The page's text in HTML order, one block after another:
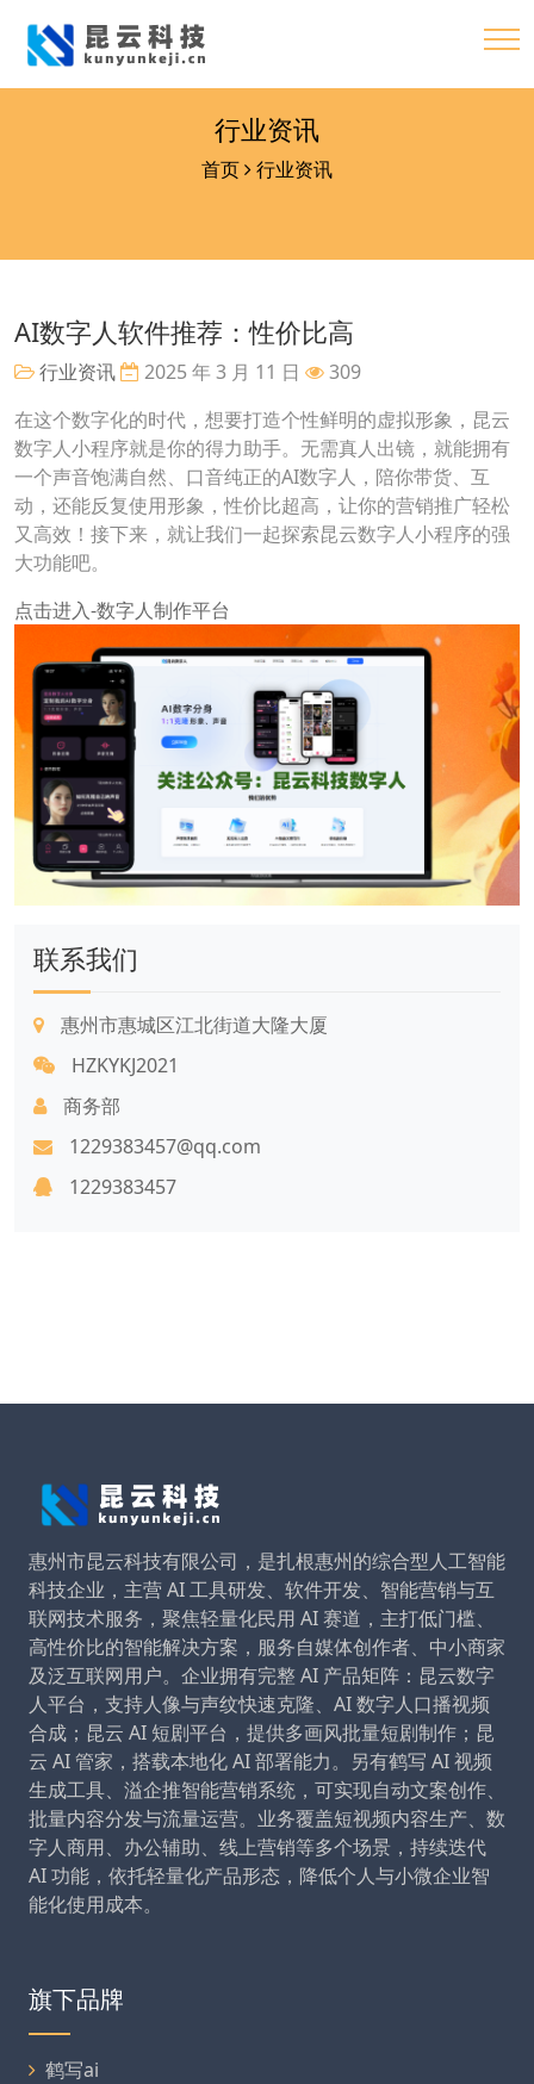
行业资讯
首页 行业资讯
AI数字人软件推荐：性价比高
行业资讯 2025 年 3 月 11 日
309
在这个数字化的时代，想要打造个性鲜明的虚拟形象，昆云
数字人小程序就是你的得力助手。无需真人出镜，就能拥有
一个声音饱满自然、口音纯正的AI数字人，陪你带货、互
动，还能反复使用形象，性价比超高，让你的营销推广轻松
又高效！接下来，就让我们一起探索昆云数字人小程序的强
大功能吧。
点击进入-数字人制作平台
联系我们
惠州市惠城区江北街道大隆大厦
HZKYKJ2021
商务部
1229383457@qq.com
1229383457
惠州市昆云科技有限公司，是扎根惠州的综合型人工智能
科技企业，主营 AI 工具研发、软件开发、智能营销与互
联网技术服务，聚焦轻量化民用 AI 赛道，主打低门槛、
高性价比的智能解决方案，服务自媒体创作者、中小商家
及泛互联网用户。企业拥有完整 AI 产品矩阵：昆云数字
人平台，支持人像与声纹快速克隆、AI 数字人口播视频
合成；昆云 AI 短剧平台，提供多画风批量短剧制作；昆
云 AI 管家，搭载本地化 AI 部署能力。另有鹤写 AI 视频
生成工具、溢企推智能营销系统，可实现自动文案创作、
批量内容分发与流量运营。业务覆盖短视频内容生产、数
字人商用、办公辅助、线上营销等多个场景，持续迭代
AI 功能，依托轻量化产品形态，降低个人与小微企业智
能化使用成本。
旗下品牌
鹤写ai